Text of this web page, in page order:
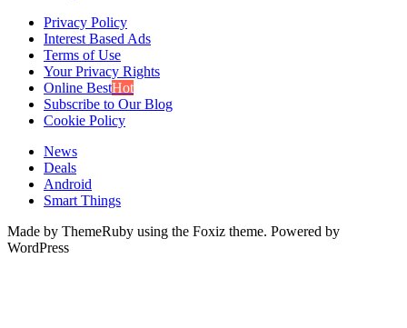
Privacy Policy
Interest Based Ads
Terms of Use
Your Privacy Rights
Online BestHot
Subscribe to Our Blog
Cookie Policy
News
Deals
Android
Smart Things
Made by ThemeRuby using the Foxiz theme. Powered by
WordPress